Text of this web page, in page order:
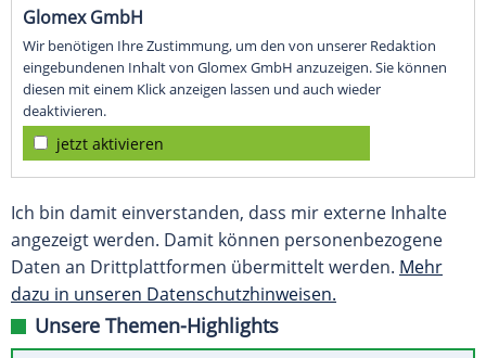
Glomex GmbH
Wir benötigen Ihre Zustimmung, um den von unserer Redaktion
eingebundenen Inhalt von Glomex GmbH anzuzeigen. Sie können
diesen mit einem Klick anzeigen lassen und auch wieder
deaktivieren.
jetzt aktivieren
Ich bin damit einverstanden, dass mir externe Inhalte
angezeigt werden. Damit können personenbezogene
Daten an Drittplattformen übermittelt werden. Mehr
dazu in unseren Datenschutzhinweisen.
Unsere Themen-Highlights